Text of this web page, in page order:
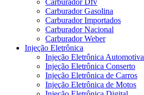
Carburador Dfv
Carburador Gasolina
Carburador Importados
Carburador Nacional
Carburador Weber
Injeção Eletrônica
Injeção Eletrônica Automotiva
Injeção Eletrônica Conserto
Injeção Eletrônica de Carros
Injeção Eletrônica de Motos